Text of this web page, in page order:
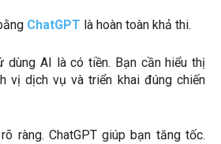
ChatGPT là hoàn toàn khả thi.
dùng AI là có tiền. Bạn cần hiểu thị
vị dịch vụ và triển khai đúng chiến
ràng. ChatGPT giúp bạn tăng tốc.